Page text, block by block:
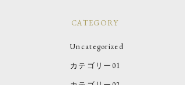
CATEGORY
Uncategorized
カテゴリー01